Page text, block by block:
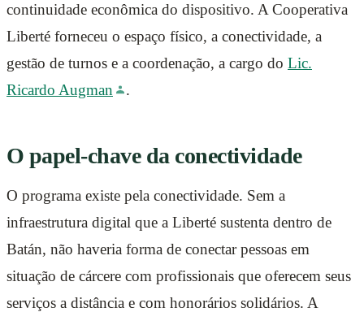
continuidade econômica do dispositivo. A Cooperativa
Liberté forneceu o espaço físico, a conectividade, a
gestão de turnos e a coordenação, a cargo do Lic.
Ricardo Augman
.
O papel-chave da conectividade
O programa existe pela conectividade. Sem a
infraestrutura digital que a Liberté sustenta dentro de
Batán, não haveria forma de conectar pessoas em
situação de cárcere com profissionais que oferecem seus
serviços a distância e com honorários solidários. A